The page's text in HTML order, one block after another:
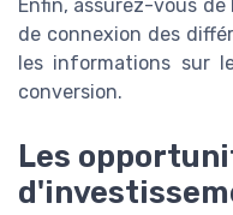
Enfin, assurez-vous
de connexion des
les informations sur
conversion.
Les